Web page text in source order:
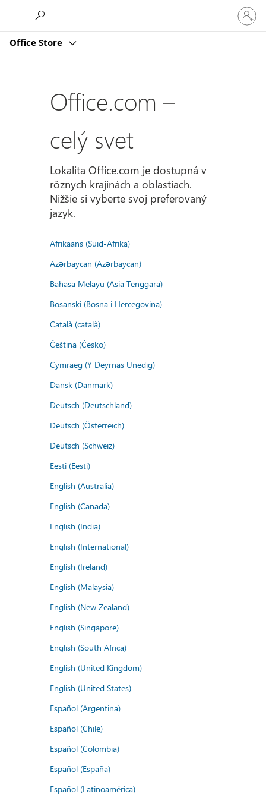
Office Store
sa
k
kontu
Office.com –
celý svet
Lokalita Office.com je dostupná v
rôznych krajinách a oblastiach.
Nižšie si vyberte svoj preferovaný
jazyk.
Afrikaans (Suid-Afrika)
Azərbaycan (Azərbaycan)
Bahasa Melayu (Asia Tenggara)
Bosanski (Bosna i Hercegovina)
Català (català)
Čeština (Česko)
Cymraeg (Y Deyrnas Unedig)
Dansk (Danmark)
Deutsch (Deutschland)
Deutsch (Österreich)
Deutsch (Schweiz)
Eesti (Eesti)
English (Australia)
English (Canada)
English (India)
English (International)
English (Ireland)
English (Malaysia)
English (New Zealand)
English (Singapore)
English (South Africa)
English (United Kingdom)
English (United States)
Español (Argentina)
Español (Chile)
Español (Colombia)
Español (España)
Español (Latinoamérica)